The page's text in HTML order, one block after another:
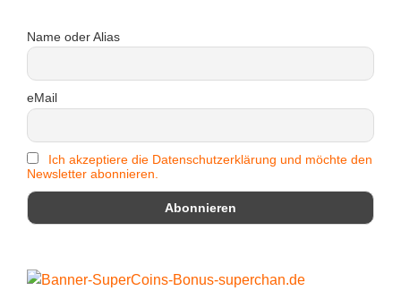
Name oder Alias
eMail
Ich akzeptiere die Datenschutzerklärung und möchte den
Newsletter abonnieren.